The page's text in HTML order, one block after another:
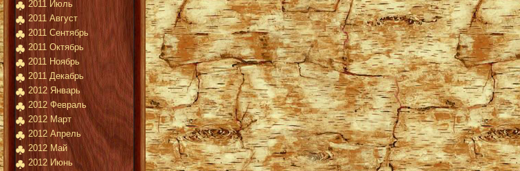
2011 Июль
2011 Август
2011 Сентябрь
2011 Октябрь
2011 Ноябрь
2011 Декабрь
2012 Январь
2012 Февраль
2012 Март
2012 Апрель
2012 Май
2012 Июнь